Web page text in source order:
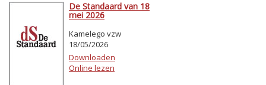
De Standaard van 18
mei 2026
Kamelego vzw
18/05/2026
Downloaden
Online lezen